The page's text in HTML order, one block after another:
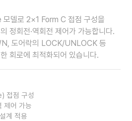
델로 2×1 Form C 접점 구성을
정회전·역회전 제어가 가능합니다.
도어락의 LOCK/UNLOCK 등
회로에 최적화되어 있습니다.
접점 구성
제어 가능
계 적용